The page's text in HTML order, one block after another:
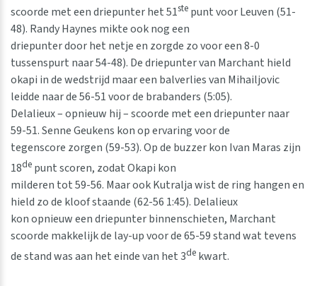
scoorde met een driepunter het 51ste punt voor Leuven (51-
48). Randy Haynes mikte ook nog een
driepunter door het netje en zorgde zo voor een 8-0
tussenspurt naar 54-48). De driepunter van Marchant hield
okapi in de wedstrijd maar een balverlies van Mihailjovic
leidde naar de 56-51 voor de brabanders (5:05).
Delalieux – opnieuw hij – scoorde met een driepunter naar
59-51. Senne Geukens kon op ervaring voor de
tegenscore zorgen (59-53). Op de buzzer kon Ivan Maras zijn
18de punt scoren, zodat Okapi kon
milderen tot 59-56. Maar ook Kutralja wist de ring hangen en
hield zo de kloof staande (62-56 1:45). Delalieux
kon opnieuw een driepunter binnenschieten, Marchant
scoorde makkelijk de lay-up voor de 65-59 stand wat tevens
de stand was aan het einde van het 3de kwart.